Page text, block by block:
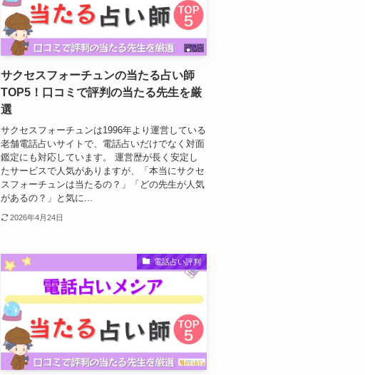
サクセスフォーチュンの当たる占い師
TOP5！口コミで評判の当たる先生を厳
選
サクセスフォーチュンは1996年より運営している
老舗電話占いサイトで、電話占いだけでなく対面
鑑定にも対応しています。 運営歴が長く安定し
たサービスで人気がありますが、「本当にサクセ
スフォーチュンは当たるの？」「どの先生が人気
があるの？」と気に...
2026年4月24日
電話占い評判